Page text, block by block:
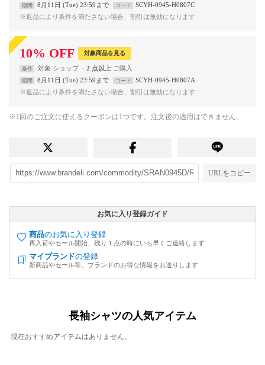
期間 8月11日 (Tue) 23:59まで コード
SCYH-0945-H0807C
※返品により条件を満たさない場合、割引は無効になります
10% OFF 対象商品を見る
条件 対象 ショップ 2 点以上
期間 8月11日 (Tue) 23:59まで コード
SCYH-0945-H0807A
※返品により条件を満たさない場合、割引は無効になります
※1回のご注文に使えるクーポンは1つです。注文後の適用はできません。
URLをコピー
お気に入り登録ガイド
商品のお気に入り登録
再入荷やセール開始、残り１点の時にいち早くご連絡します
マイブランドの登録
新商品やセール等、ブランドのお得な情報をお送りします
長袖シャツの人気アイテム
現在おすすめアイテムはありません。